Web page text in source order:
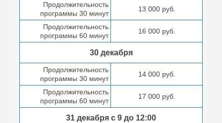
Продолжительность
программы 30 минут
13 000 руб.
Продолжительность
программы 60 минут
16 000 руб.
30 декабря
Продолжительность
программы 30 минут
14 000 руб.
Продолжительность
программы 60 минут
17 000 руб.
31 декабря с 9 до 12:00